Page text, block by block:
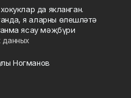
да якланган.
я аларны өлешләтә
ясау мәҗбүри
данных
Ногманов